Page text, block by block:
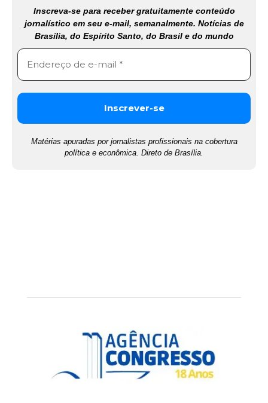
Inscreva-se para receber gratuitamente conteúdo
jornalístico em seu e-mail, semanalmente. Notícias de
Brasília, do Espírito Santo, do Brasil e do mundo
Matérias apuradas por jornalistas profissionais na cobertura
política e econômica. Direto de Brasília.